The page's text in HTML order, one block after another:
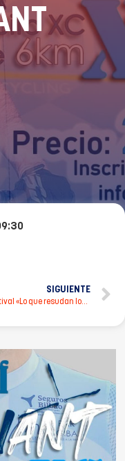
SIGUIENTE
XVIII Festival «Lo que resudan los molinos»